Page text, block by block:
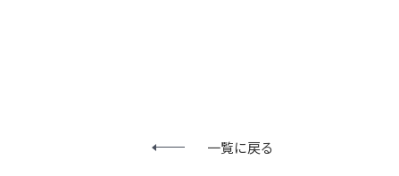
一覧に戻る